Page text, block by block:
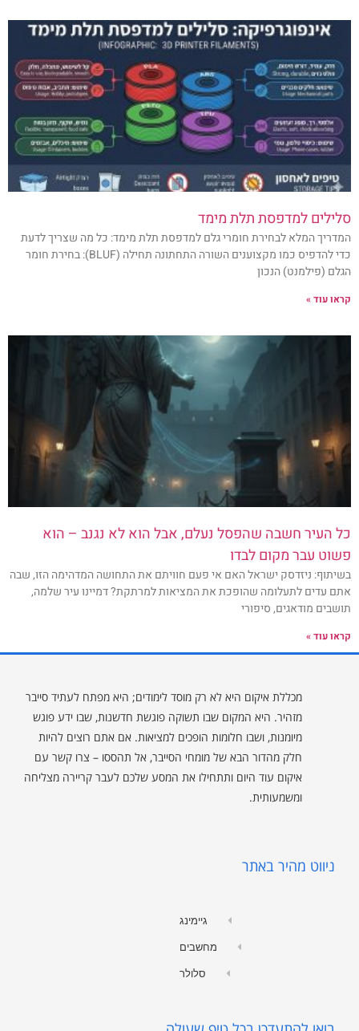
סלילים למדפסת תלת מימד
המדריך המלא לבחירת חומרי גלם למדפסת תלת מימד: כל מה שצריך לדעת
כדי להדפיס כמו מקצוענים השורה התחתונה תחילה (BLUF): בחירת חומר
הגלם (פילמנט) הנכון
קראו עוד »
כל העיר חשבה שהפסל נעלם, אבל הוא לא נגנב – הוא
פשוט עבר מקום לבדו
בשיתוף: ניזדסק ישראל האם אי פעם חוויתם את התחושה המדהימה הזו, שבה
אתם עדים לתעלומה שהופכת את המציאות למרתקת? דמיינו עיר שלמה,
תושבים מודאגים, סיפורי
קראו עוד »
מכללת איקום היא לא רק מוסד לימודים; היא מפתח לעתיד סייבר
מזהיר. היא המקום שבו תשוקה פוגשת חדשנות, שבו ידע פוגש
מיומנות, ושבו חלומות הופכים למציאות. אם אתם רוצים להיות
חלק מהדור הבא של מומחי הסייבר, אל תהססו – צרו קשר עם
איקום עוד היום ותתחילו את המסע שלכם לעבר קריירה מצליחה
ומשמעותית.
ניווט מהיר באתר
גיימינג
מחשבים
סלולר